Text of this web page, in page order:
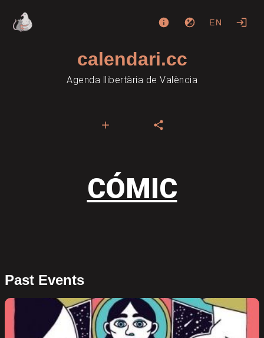
EN
calendari.cc
Agenda llibertària de València
CÓMIC
Past Events